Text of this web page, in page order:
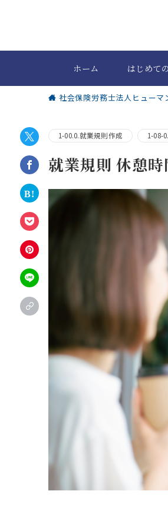
ホーム はじめて
社会保険労務士法人ヒューマ
1-00.0.就業規則作成 1-08-
就業規則 休憩